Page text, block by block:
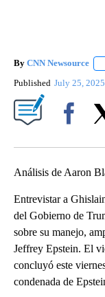
By CNN Newsource
Published July 25, 2025
Análisis de Aaron
Entrevistar a
del Gobierno de
sobre su manejo,
Jeffrey Epstein. El
concluyó este
condenada de